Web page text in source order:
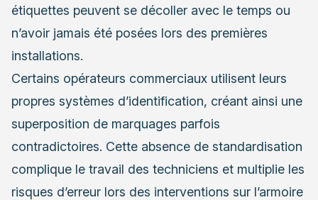
étiquettes peuvent se décoller avec le temps ou
n’avoir jamais été posées lors des premières
installations.
Certains opérateurs commerciaux utilisent leurs
propres systèmes d’identification, créant ainsi une
superposition de marquages parfois
contradictoires. Cette absence de standardisation
complique le travail des techniciens et multiplie les
risques d’erreur lors des interventions sur l’armoire